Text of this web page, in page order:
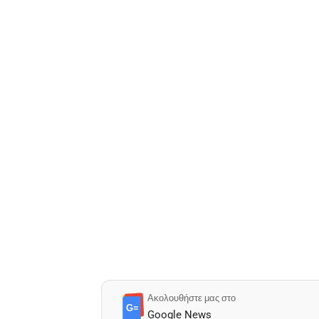
G≡
Ακολουθήστε μας στο
Google News